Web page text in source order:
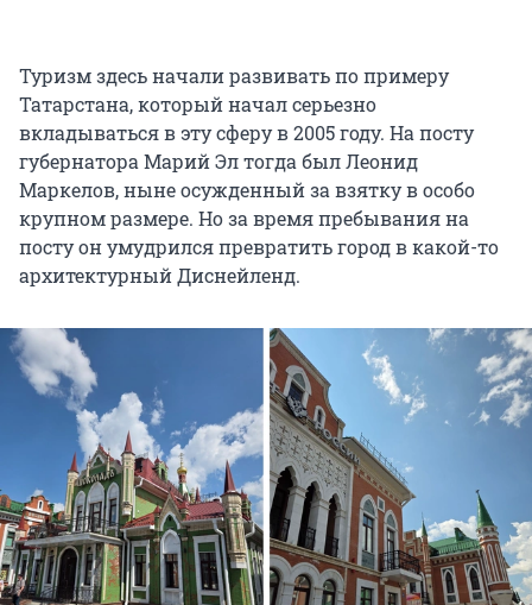
Туризм здесь начали развивать по примеру
Татарстана, который начал серьезно
вкладываться в эту сферу в 2005 году. На посту
губернатора Марий Эл тогда был Леонид
Маркелов, ныне осужденный за взятку в особо
крупном размере. Но за время пребывания на
посту он умудрился превратить город в какой-то
архитектурный Диснейленд.